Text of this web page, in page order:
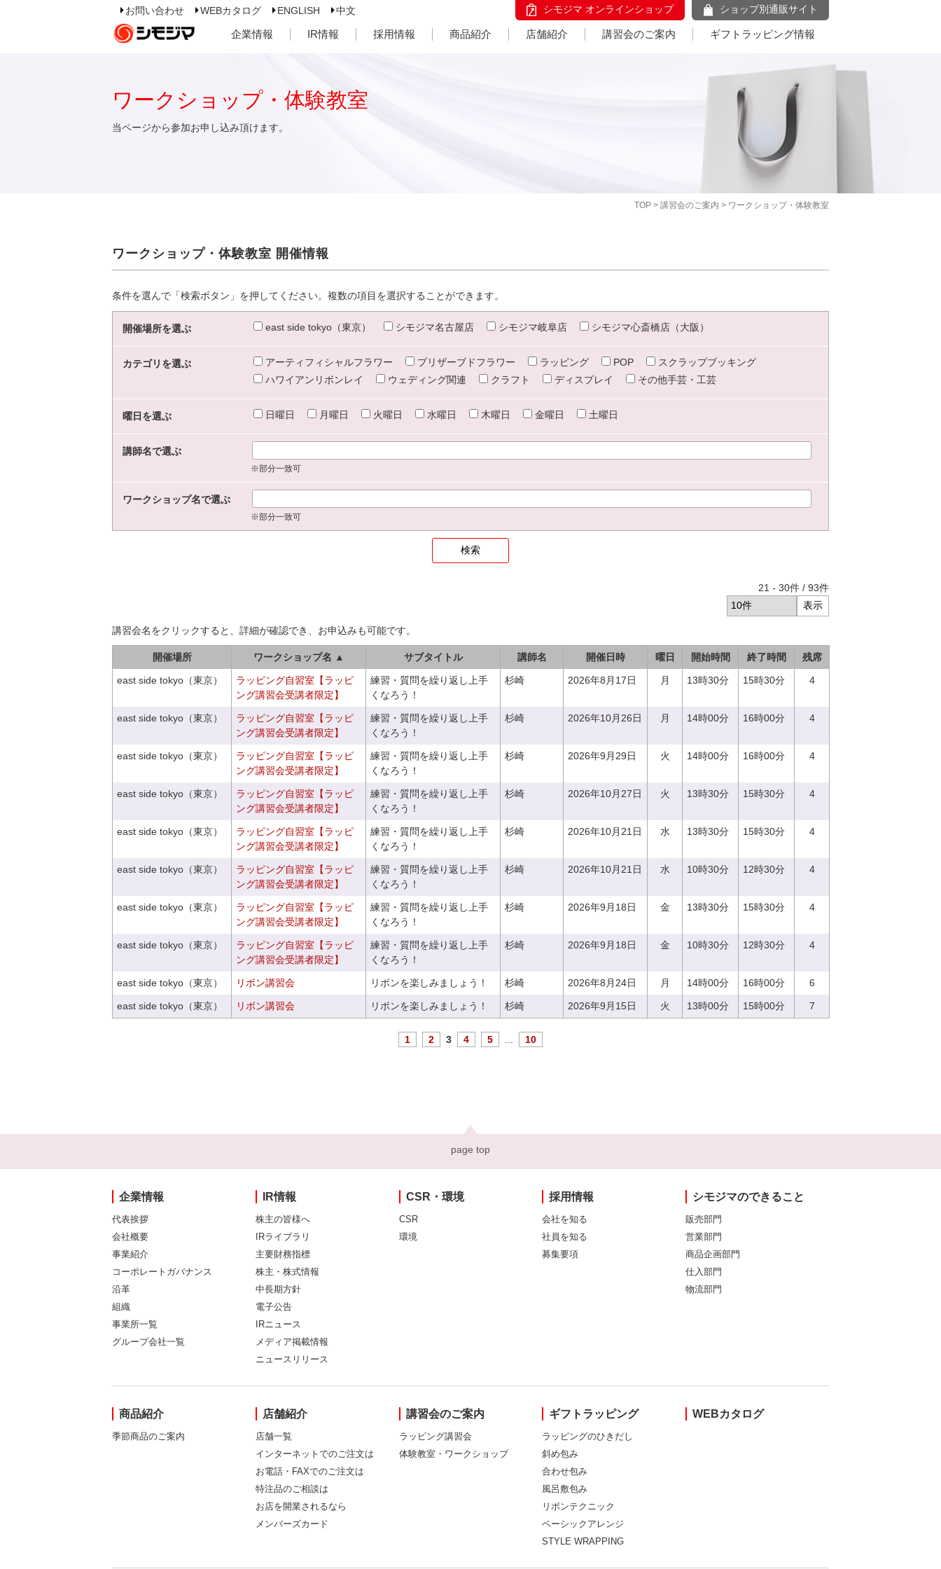
お問い合わせ WEBカタログ ENGLISH 中文 シモジマ オンラインショップ ショップ別通販サイト
企業情報 IR情報 採用情報 商品紹介 店舗紹介 講習会のご案内 ギフトラッピング情報
TOP > 講習会のご案内 > ワークショップ・体験教室
ワークショップ・体験教室
当ページから参加お申し込み頂けます。
ワークショップ・体験教室 開催情報
条件を選んで「検索ボタン」を押してください。複数の項目を選択することができます。
開催場所を選ぶ east side tokyo（東京） シモジマ名古屋店 シモジマ岐阜店 シモジマ心斎橋店（大阪）
カテゴリを選ぶ アーティフィシャルフラワー プリザーブドフラワー ラッピング POP
スクラップブッキング
ハワイアンリボンレイ
ウェディング関連 クラフト ディスプレイ その他手芸・工芸
曜日を選ぶ 日曜日 月曜日 火曜日 水曜日 木曜日 金曜日 土曜日
講師名で選ぶ
※部分一致可
ワークショップ名で選ぶ
※部分一致可
21 - 30件 / 93件
講習会名をクリックすると、詳細が確認でき、お申込みも可能です。
開催場所 ワークショップ名 ▲ サブタイトル 講師名 開催日時 曜日 開始時間 終了時間 残席
east side tokyo（東京）
ラッピング自習室【ラッピ
ング講習会受講者限定】
練習・質問を繰り返し上手
くなろう！
杉崎 2026年8月17日 月 13時30分 15時30分 4
east side tokyo（東京）
ラッピング自習室【ラッピ
ング講習会受講者限定】
練習・質問を繰り返し上手
くなろう！
杉崎 2026年10月26日 月 14時00分 16時00分 4
east side tokyo（東京）
ラッピング自習室【ラッピ
ング講習会受講者限定】
練習・質問を繰り返し上手
くなろう！
杉崎 2026年9月29日 火 14時00分 16時00分 4
east side tokyo（東京）
ラッピング自習室【ラッピ
ング講習会受講者限定】
練習・質問を繰り返し上手
くなろう！
杉崎 2026年10月27日 火 13時30分 15時30分 4
east side tokyo（東京）
ラッピング自習室【ラッピ
ング講習会受講者限定】
練習・質問を繰り返し上手
くなろう！
杉崎 2026年10月21日 水 13時30分 15時30分 4
east side tokyo（東京）
ラッピング自習室【ラッピ
ング講習会受講者限定】
練習・質問を繰り返し上手
くなろう！
杉崎 2026年10月21日 水 10時30分 12時30分 4
east side tokyo（東京）
ラッピング自習室【ラッピ
ング講習会受講者限定】
練習・質問を繰り返し上手
くなろう！
杉崎 2026年9月18日 金 13時30分 15時30分 4
east side tokyo（東京）
ラッピング自習室【ラッピ
ング講習会受講者限定】
練習・質問を繰り返し上手
くなろう！
杉崎 2026年9月18日 金 10時30分 12時30分 4
east side tokyo（東京） リボン講習会 リボンを楽しみましょう！ 杉崎 2026年8月24日 月 14時00分 16時00分 6
east side tokyo（東京） リボン講習会 リボンを楽しみましょう！ 杉崎 2026年9月15日 火 13時00分 15時00分 7
1 2 3 4 5 10
page top
企業情報
代表挨拶
会社概要
事業紹介
コーポレートガバナンス
沿革
組織
事業所一覧
グループ会社一覧
IR情報
株主の皆様へ
IRライブラリ
主要財務指標
株主・株式情報
中長期方針
電子公告
IRニュース
メディア掲載情報
ニュースリリース
CSR・環境
CSR
環境
採用情報
会社を知る
社員を知る
募集要項
シモジマのできること
販売部門
営業部門
商品企画部門
仕入部門
物流部門
商品紹介
季節商品のご案内
店舗紹介
店舗一覧
インターネットでのご注文は
お電話・FAXでのご注文は
特注品のご相談は
お店を開業されるなら
メンバーズカード
講習会のご案内
ラッピング講習会
体験教室・ワークショップ
ギフトラッピング
ラッピングのひきだし
斜め包み
合わせ包み
風呂敷包み
リボンテクニック
ベーシックアレンジ
STYLE WRAPPING
WEBカタログ